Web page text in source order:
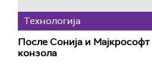
Технологијa
После Сонија и
конзола